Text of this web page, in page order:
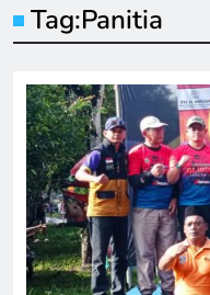
Tag:Panitia